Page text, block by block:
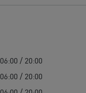
06:00 / 20:00
06:00 / 20:00